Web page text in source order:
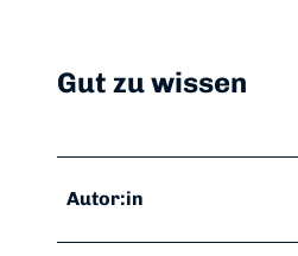
Gut zu wissen
Autor:in